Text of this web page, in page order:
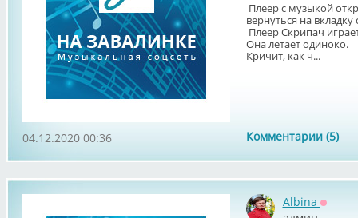
Плеер с музыкой
вернуться на
Плеер Скрипач
Она летает одиноко.
Кричит, как ч...
Комментарии (5)
04.12.2020 00:36
Albina